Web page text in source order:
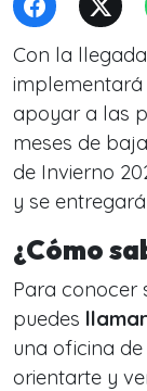
Con la
apoyar a las
meses de
de Invierno
y se entregará
¿Cómo
Para conocer
puedes
una oficina de
orientarte y